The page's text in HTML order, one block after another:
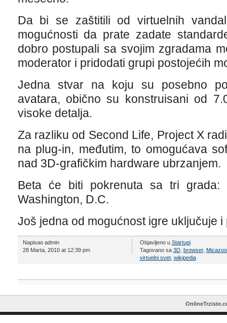
Da bi se zaštitili od virtuelnih
mogućnosti da prate zadate
dobro postupali sa svojim zgradama
moderator i pridodati grupi postojećih
Jedna stvar na koju su posebno
avatara, obično su konstruisani od
visoke detalja.
Za razliku od Second Life, Project X
na plug-in, međutim, to omogućava
nad 3D-grafičkim hardware ubrzanjem.
Beta će biti pokrenuta sa tri grada:
Washington, D.C.
Još jedna od mogućnost igre uključuje i
Napisao admin
28 Marta, 2010 at 12:39 pm
Objavljeno u Startupi
Tagovano sa 3D, browser,
virtuelni svet, wikipedia